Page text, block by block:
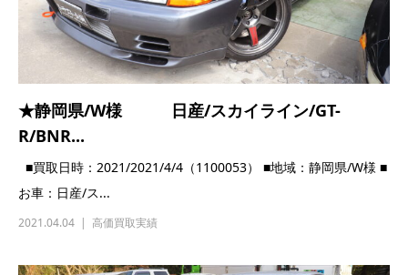
★静岡県/W様 日産/スカイライン/GT-
R/BNR...
■買取日時：2021/2021/4/4（1100053） ■地域：静岡県/W様 ■
お車：日産/ス...
2021.04.04 高価買取実績